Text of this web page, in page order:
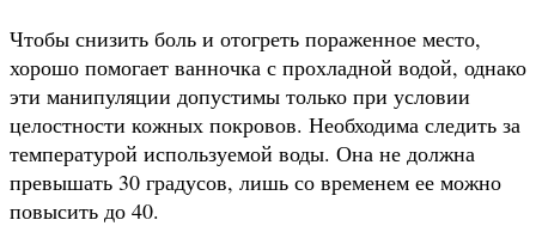
Чтобы снизить боль и отогреть пораженное место,
хорошо помогает ванночка с прохладной водой, однако
эти манипуляции допустимы только при условии
целостности кожных покровов. Необходима следить за
температурой используемой воды. Она не должна
превышать 30 градусов, лишь со временем ее можно
повысить до 40.